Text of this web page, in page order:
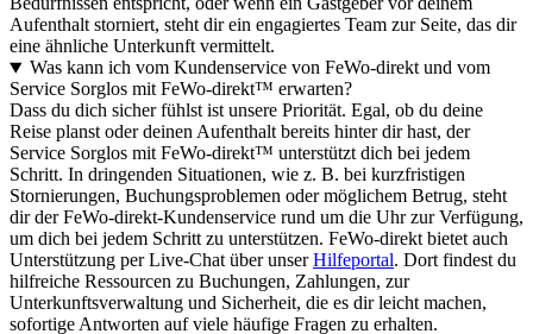
Aufenthalt storniert, steht dir ein engagiertes Team zur Seite, das dir
eine ähnliche Unterkunft vermittelt.
Was kann ich vom Kundenservice von FeWo-direkt und vom
Service Sorglos mit FeWo-direkt™ erwarten?
Dass du dich sicher fühlst ist unsere Priorität. Egal, ob du deine
Reise planst oder deinen Aufenthalt bereits hinter dir hast, der
Service Sorglos mit FeWo-direkt™ unterstützt dich bei jedem
Schritt. In dringenden Situationen, wie z. B. bei kurzfristigen
Stornierungen, Buchungsproblemen oder möglichem Betrug, steht
dir der FeWo-direkt-Kundenservice rund um die Uhr zur Verfügung,
um dich bei jedem Schritt zu unterstützen. FeWo-direkt bietet auch
Unterstützung per Live-Chat über unserHilfeportal. Dort findest du
hilfreiche Ressourcen zu Buchungen, Zahlungen, zur
Unterkunftsverwaltung und Sicherheit, die es dir leicht machen,
sofortige Antworten auf viele häufige Fragen zu erhalten.